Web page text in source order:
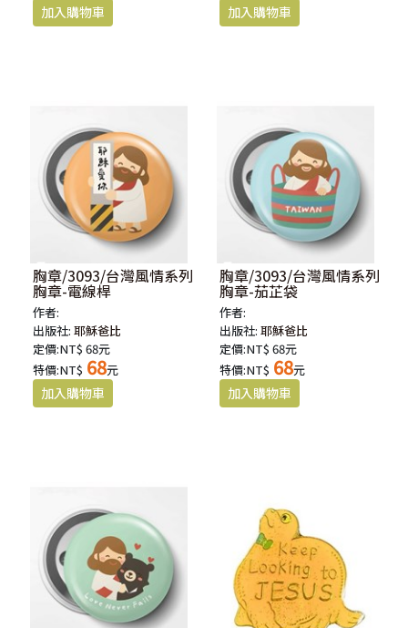
胸章/3093/台灣風情系列
胸章-電線桿
作者:
出版社:耶穌爸比
定價:NT$ 68元
特價:NT$ 68元
胸章/3093/台灣風情系列
胸章-茄芷袋
作者:
出版社:耶穌爸比
定價:NT$ 68元
特價:NT$ 68元